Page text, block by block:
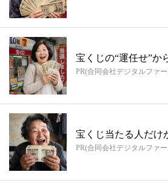
宝くじの“運任せ”か
PR(合同会社デジタルファ
宝くじ当たる人だけ
PR(合同会社デジタルファ